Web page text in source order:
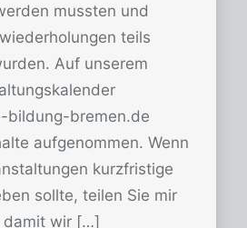
mussten und
teils
Auf unserem
bildung-bremen.de
aufgenommen. Wenn
kurzfristige
sollte, teilen Sie mir
damit wir […]